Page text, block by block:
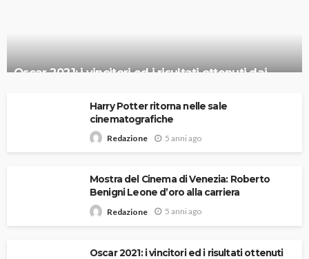
Oscar 2021: i vincitori ed i risultati ottenuti dai
Harry Potter ritorna nelle sale
cinematografiche
Redazione 5 anni ago
Mostra del Cinema di Venezia: Roberto
Benigni Leone d’oro alla carriera
Redazione 5 anni ago
Oscar 2021: i vincitori ed i risultati ottenuti